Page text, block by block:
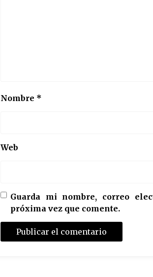
Nombre *
Web
Guarda mi nombre, correo
próxima vez que comente.